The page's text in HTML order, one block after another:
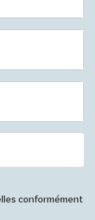
conformément